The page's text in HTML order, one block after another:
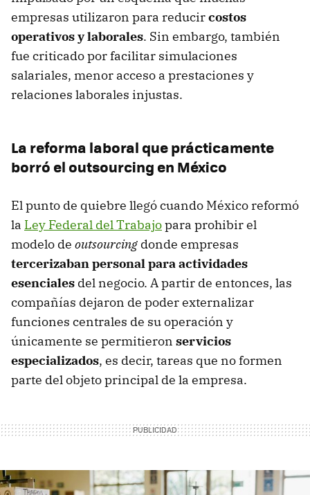
empresas utilizaron para reducircostos
operativos y laborales. Sin embargo, también
fue criticado por facilitar simulaciones
salariales, menor acceso a prestaciones y
relaciones laborales injustas.
La reforma laboral que prácticamente
borró el outsourcing en México
El punto de quiebre llegó cuando México reformó
la Ley Federal del Trabajopara prohibir el
modelo de outsourcing donde empresas
tercerizaban personal para actividades
esenciales del negocio. A partir de entonces, las
compañías dejaron de poder externalizar
funciones centrales de su operación y
únicamente se permitieron servicios
especializados, es decir, tareas que no formen
parte del objeto principal de la empresa.